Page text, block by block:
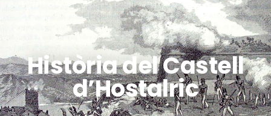
Història del Castell
d’Hostalric